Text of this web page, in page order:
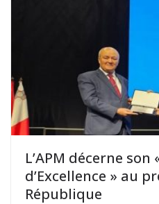
L’APM décerne son
d’Excellence » au
République